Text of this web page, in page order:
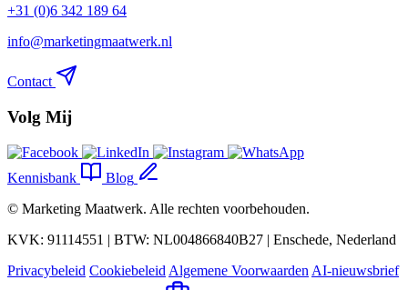
+31 (0)6 342 189 64
info@marketingmaatwerk.nl
Contact
Volg Mij
Kennisbank
Blog
© Marketing Maatwerk. Alle rechten voorbehouden.
KVK: 91114551 | BTW: NL004866840B27 | Enschede, Nederland
Privacybeleid Cookiebeleid Algemene Voorwaarden AI-nieuwsbrief